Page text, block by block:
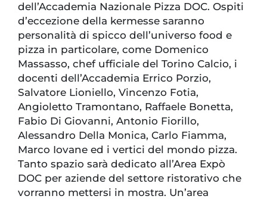
dell’Accademia Nazionale Pizza DOC. Ospiti
d’eccezione della kermesse saranno
personalità di spicco dell’universo food e
pizza in particolare, come Domenico
Massasso, chef ufficiale del Torino Calcio, i
docenti dell’Accademia Errico Porzio,
Salvatore Lioniello, Vincenzo Fotia,
Angioletto Tramontano, Raffaele Bonetta,
Fabio Di Giovanni, Antonio Fiorillo,
Alessandro Della Monica, Carlo Fiamma,
Marco Iovane ed i vertici del mondo pizza.
Tanto spazio sarà dedicato all’Area Expò
DOC per aziende del settore ristorativo che
vorranno mettersi in mostra. Un’area